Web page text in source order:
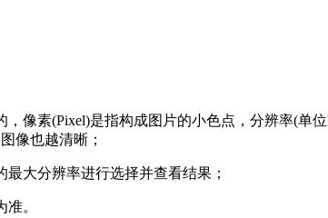
像素(Pixel)是指构成图片的小色点，分辨率(单
像也越清晰；
大分辨率进行选择并查看结果；
。